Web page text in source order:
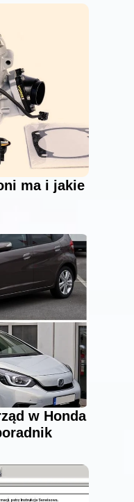
ma i jakie
w Honda